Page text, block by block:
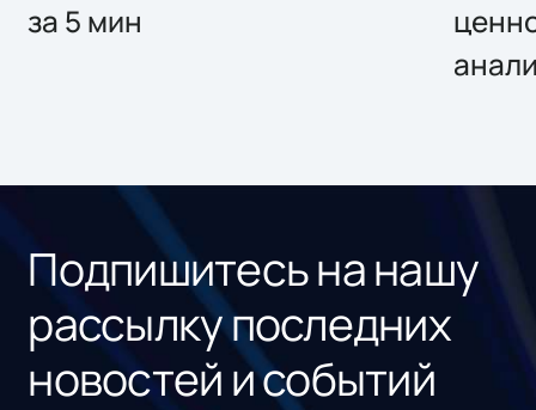
за 5 мин
Подпишитесь на нашу
рассылку последних
новостей и событий